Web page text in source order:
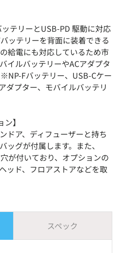
テリーとUSB-PD 駆動に対応
ッテリーを背面に装着できる
給電にも対応しているため市
イルバッテリーやACアダプタ
Fバッテリー、USB-Cケー
ダプター、モバイルバッテリ
】
ドア、ディフューザーと持ち
ッグが付属します。また、
が付いており、オプションの
ッド、フロアストアなどを取
スペック